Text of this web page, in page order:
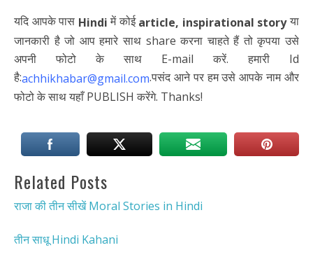
यदि आपके पास Hindiमें कोईarticle, inspirational storyया
जानकारी है जो आप हमारे साथ share करना चाहते हैं तो कृपया उसे
अपनी फोटो के साथ E-mail करें. हमारी Id
है:achhikhabar@gmail.com.पसंद आने पर हम उसे आपके नाम और
फोटो के साथ यहाँ PUBLISH करेंगे. Thanks!
Related Posts
राजा की तीन सीखें Moral Stories in Hindi
तीन साधू Hindi Kahani